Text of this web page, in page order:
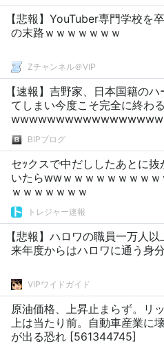
【悲報】YouTuber専門学校を
の末路ｗｗｗｗｗｗｗ
Zチャンネル＠VIP
【速報】吉野家、日本国籍の
てしまい今度こそ完全に終わる
wwwwwwwwwwwwwwwww
BIPブログ
セｯクスで中だししたあとに
いたらwwｗｗｗｗｗｗｗｗ
ｗｗｗｗｗｗｗ
トレジャー速報
【悲報】ハロワの職員一万人以
来年度からはハロワに通う身
VIPワイドガイド
原油価格、上昇止まらず。リ
上は当たり前。自動車産業に
が出る恐れ [561344745]